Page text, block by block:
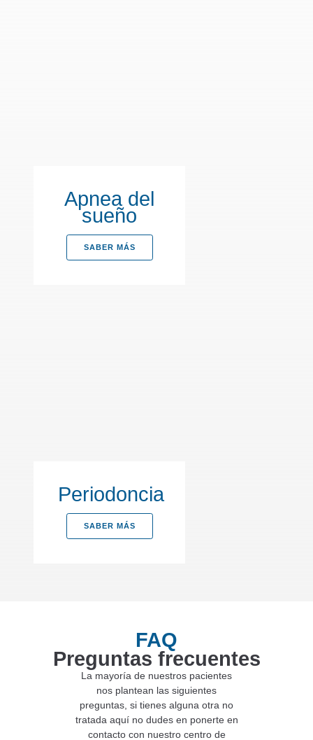
Apnea del
sueño
SABER MÁS
Periodoncia
SABER MÁS
FAQ
Preguntas frecuentes
La mayoría de nuestros pacientes
nos plantean las siguientes
preguntas, si tienes alguna otra no
tratada aquí no dudes en ponerte en
contacto con nuestro centro de